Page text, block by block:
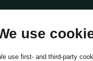
use
use first- and third-party